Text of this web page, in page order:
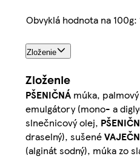
Obvyklá hodnota na
Zloženie
Zloženie
PŠENIČNÁ múka,
emulgátory (mono- a
slnečnicový olej,
draselný), sušené
(alginát sodný), múka zo